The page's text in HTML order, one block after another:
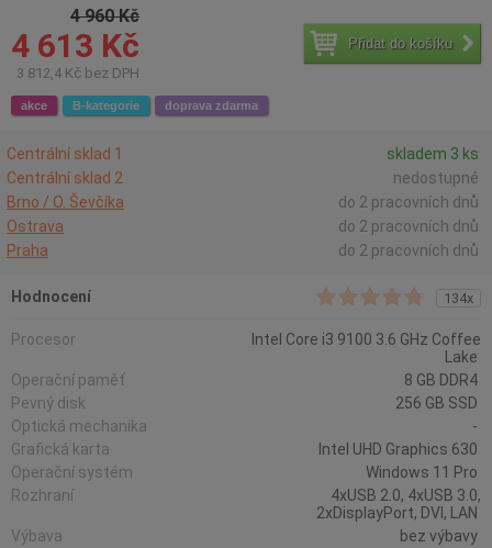
4 960 Kč
4 613 Kč
3 812,4 Kč bez DPH
Přidat do košíku
akce B-kategorie doprava zdarma
Centrální sklad 1
skladem 3 ks
Centrální sklad 2
nedostupné
Brno / O. Ševčíka
do 2 pracovních dnů
Ostrava
do 2 pracovních dnů
Praha
do 2 pracovních dnů
Hodnocení 134x
Procesor
Intel Core i3 9100 3.6 GHz Coffee
Lake
Operační paměť
8 GB DDR4
Pevný disk
256 GB SSD
Optická mechanika
-
Grafická karta
Intel UHD Graphics 630
Operační systém
Windows 11 Pro
Rozhraní
4xUSB 2.0, 4xUSB 3.0,
2xDisplayPort, DVI, LAN
Výbava
bez výbavy